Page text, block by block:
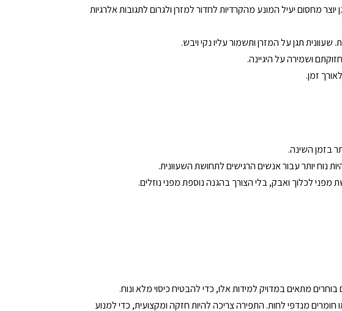
מחסום יעיל המונע מהקרדיות לחדור למזרן ולגרום לתגובות אלרגיות
תגן על המזרן ותשמור עליו נקי ויבש.
ושמירה על היגיינה.
זמן.
בזמן השינה.
יותר עבור אנשים הרגישים לתחושת השעוונית.
לכלוך ואבק, בלי הצורך בהגנה נוספת מפני נוזלים.
מתאים במדויק למידות אלו, כדי להבטיח כיסוי מלא ונוח.
חומרים מנדפי לחות. התפירה צריכה להיות חזקה ומקצועית, כדי למנוע